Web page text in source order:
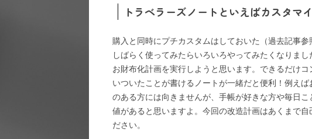
トラベラーズノートといえばカスタマ
購入と同時にプチカスタムはしておいた（過去記事参
しばらく使ってみたらいろいろやってみたくなりま
お財布化計画を実行しようと思います。できるだけ
いついたことが書けるノートが一緒だと便利！例え
のある方には向きませんが、手帳が好きな方や毎日
値があると思いますよ。今回の改造計画はあくまで
ださい。